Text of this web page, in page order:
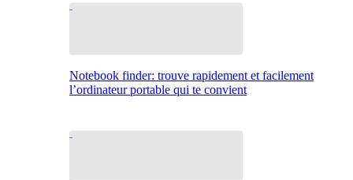
Notebook finder: trouve rapidement et facilement
l’ordinateur portable qui te convient